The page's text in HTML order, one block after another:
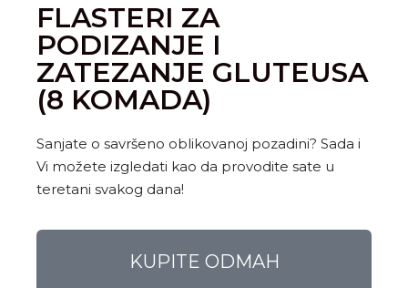
FLASTERI ZA
PODIZANJE I
ZATEZANJE GLUTEUSA
(8 KOMADA)
Sanjate o savršeno oblikovanoj pozadini? Sada i
Vi možete izgledati kao da provodite sate u
teretani svakog dana!
KUPITE ODMAH